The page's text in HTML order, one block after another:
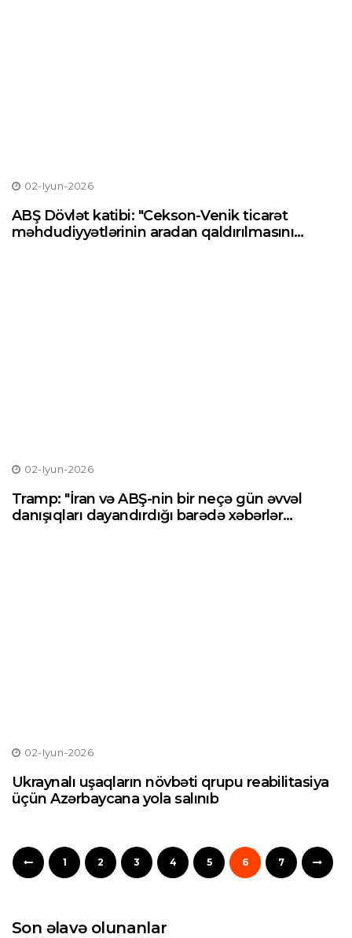
02-Iyun-2026
ABŞ Dövlət katibi: "Cekson-Venik ticarət
məhdudiyyətlərinin aradan qaldırılmasını
02-Iyun-2026
Tramp: "İran və ABŞ-nin bir neçə gün əvvəl
danışıqları dayandırdığı barədə xəbərlər
02-Iyun-2026
Ukraynalı uşaqların növbəti qrupu reabilitasiya
üçün Azərbaycana yola salınıb
1 2 3 4 5 6 7
Son əlavə olunanlar